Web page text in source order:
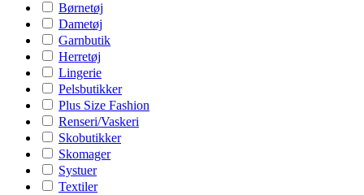
Børnetøj
Dametøj
Garnbutik
Herretøj
Lingerie
Pelsbutikker
Plus Size Fashion
Renseri/Vaskeri
Skobutikker
Skomager
Systuer
Textiler